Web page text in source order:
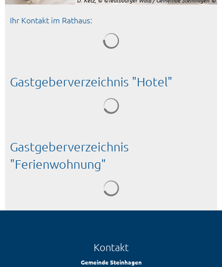
Ihr Kontakt im Rathaus:
Gastgeberverzeichnis "Hotel"
Gastgeberverzeichnis
"Ferienwohnung"
Kontakt
Gemeinde Steinhagen